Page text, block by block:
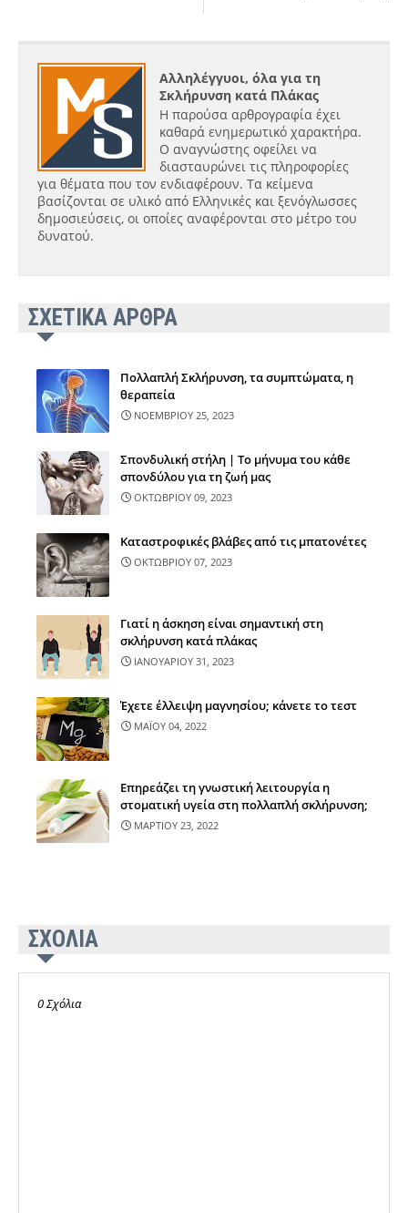
Αλληλέγγυοι, όλα για τη
Σκλήρυνση κατά Πλάκας
Η παρούσα αρθρογραφία έχει
καθαρά ενημερωτικό χαρακτήρα.
Ο αναγνώστης οφείλει να
διασταυρώνει τις πληροφορίες
για θέματα που τον ενδιαφέρουν. Τα κείμενα
βασίζονται σε υλικό από Ελληνικές και ξενόγλωσσες
δημοσιεύσεις, οι οποίες αναφέρονται στο μέτρο του
δυνατού.
ΣΧΕΤΙΚΑ ΑΡΘΡΑ
Πολλαπλή Σκλήρυνση, τα συμπτώματα, η
θεραπεία
ΝΟΕΜΒΡΙΟΥ 25, 2023
Σπονδυλική στήλη | Το μήνυμα του κάθε
σπονδύλου για τη ζωή μας
ΟΚΤΩΒΡΙΟΥ 09, 2023
Καταστροφικές βλάβες από τις μπατονέτες
ΟΚΤΩΒΡΙΟΥ 07, 2023
Γιατί η άσκηση είναι σημαντική στη
σκλήρυνση κατά πλάκας
ΙΑΝΟΥΑΡΙΟΥ 31, 2023
Έχετε έλλειψη μαγνησίου; κάνετε το τεστ
ΜΑΪΟΥ 04, 2022
Επηρεάζει τη γνωστική λειτουργία η
στοματική υγεία στη πολλαπλή σκλήρυνση;
ΜΑΡΤΙΟΥ 23, 2022
ΣΧΟΛΙΑ
0 Σχόλια